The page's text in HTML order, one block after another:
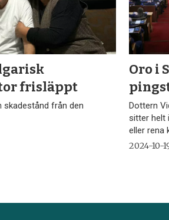
frisläppt
skadestånd från den
Oro i
Dottern
sitter helt
eller rena
2024-10-